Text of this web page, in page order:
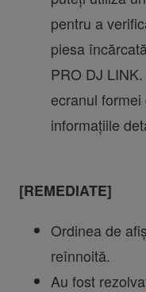
pentru a
piesa
PRO DJ
ecranul
informațiile
[REMEDIATE]
Ordinea de
reînnoită.
Au fost